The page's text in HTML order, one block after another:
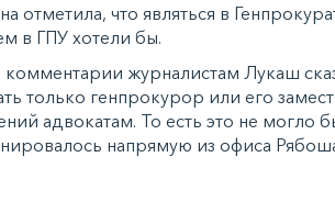
отметила, что являться в
в ГПУ хотели бы.
комментарии журналистам Лукаш
только генпрокурор или его
адвокатам. То есть это не могло
напрямую из офиса